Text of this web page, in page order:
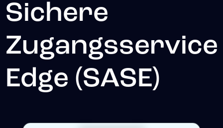
Sichere
Zugangsservice
Edge (SASE)